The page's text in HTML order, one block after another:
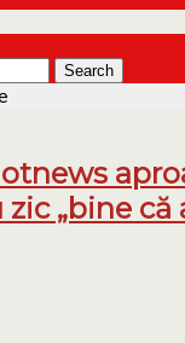
zic „bine că